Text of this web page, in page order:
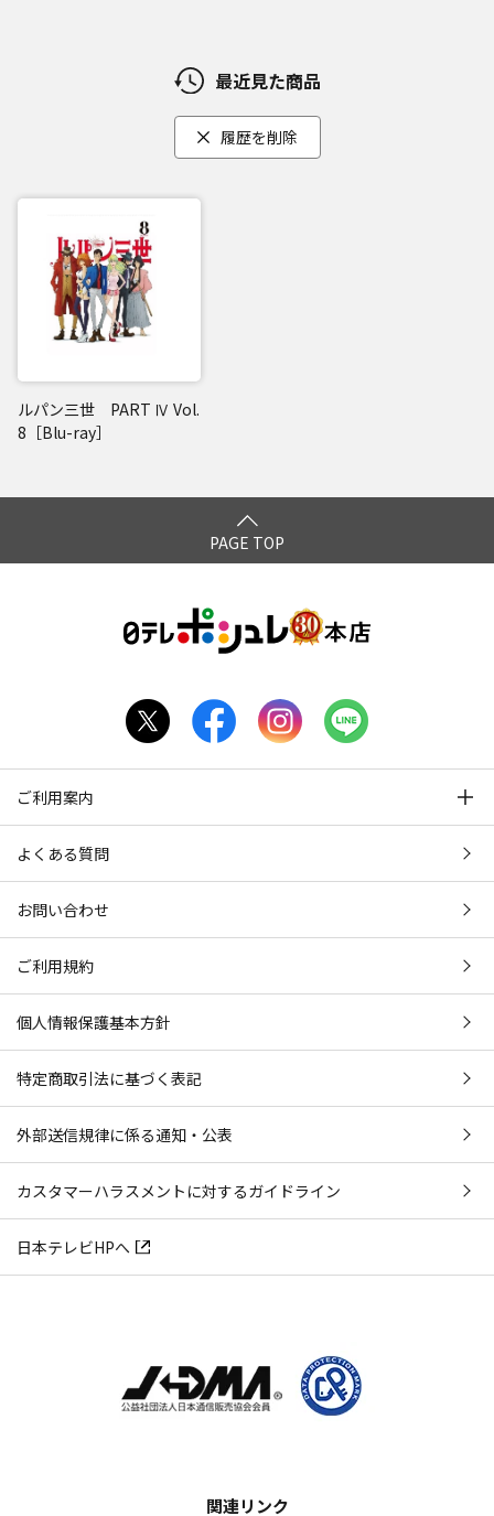
最近見た商品
履歴を削除
ルパン三世 PART Ⅳ Vol.
8［Blu-ray］
PAGE TOP
ご利用案内
よくある質問
お問い合わせ
ご利用規約
個人情報保護基本方針
特定商取引法に基づく表記
外部送信規律に係る通知・公表
カスタマーハラスメントに対するガイドライン
日本テレビHPへ
関連リンク